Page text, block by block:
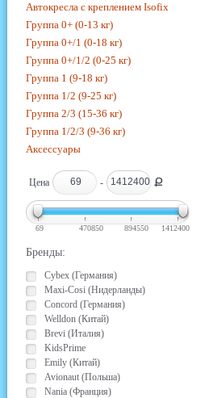
Автокресла с креплением Isofix
Группа 0+ (0-13 кг)
Группа 0+/1 (0-18 кг)
Группа 0+/1/2 (0-25 кг)
Группа 1 (9-18 кг)
Группа 1/2 (9-25 кг)
Группа 2/3 (15-36 кг)
Группа 1/2/3 (9-36 кг)
Аксессуары
Цена - Ք
69 470850 894550 1412400
Бренды:
Cybex (Германия)
Maxi-Cosi (Нидерланды)
Concord (Германия)
Welldon (Китай)
Brevi (Италия)
KidsPrime
Emily (Китай)
Avionaut (Польша)
Nania (Франция)